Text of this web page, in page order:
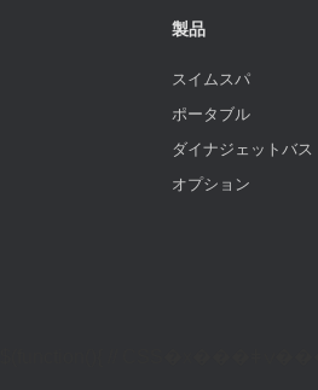
製品
スイムスパ
ポータブル
ダイナジェットバス
オプション